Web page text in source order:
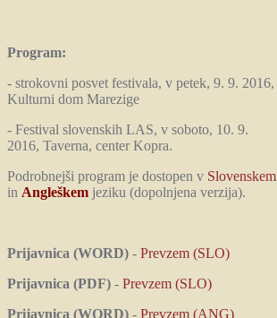
Program:
- strokovni posvet festivala, v petek, 9. 9. 2016,
Kulturni dom Marezige
- Festival slovenskih LAS, v soboto, 10. 9.
2016, Taverna, center Kopra.
Podrobnejši program je dostopen v Slovenskem
in Angleškem jeziku (dopolnjena verzija).
Prijavnica (WORD) - Prevzem (SLO)
Prijavnica (PDF) - Prevzem (SLO)
Prijavnica (WORD) - Prevzem (ANG)